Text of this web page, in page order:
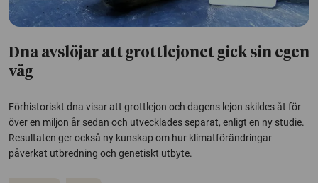
Dna avslöjar att grottlejonet gick sin egen
väg
Förhistoriskt dna visar att grottlejon och dagens lejon skildes åt för
över en miljon år sedan och utvecklades separat, enligt en ny studie.
Resultaten ger också ny kunskap om hur klimatförändringar
påverkat utbredning och genetiskt utbyte.